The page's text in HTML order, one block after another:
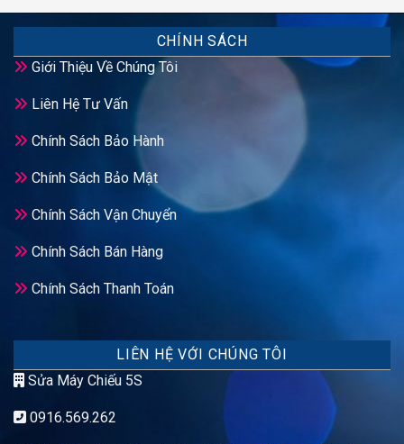
CHÍNH SÁCH
Giới Thiệu Về Chúng Tôi
Liên Hệ Tư Vấn
Chính Sách Bảo Hành
Chính Sách Bảo Mật
Chính Sách Vận Chuyển
Chính Sách Bán Hàng
Chính Sách Thanh Toán
LIÊN HỆ VỚI CHÚNG TÔI
Sửa Máy Chiếu 5S
0916.569.262